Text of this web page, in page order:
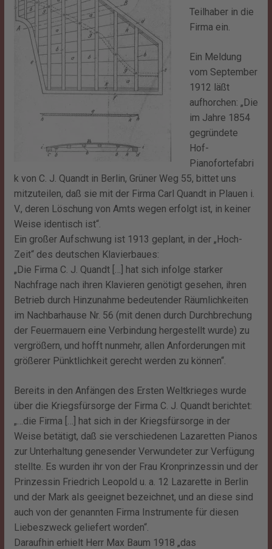
Teilhaber in die
Firma ein.
Ein Meldung
vom September
1912 läßt
aufhorchen: „Die
im Jahre 1854
gegründete
Hof-
Pianofortefabri
k von C. J. Quandt in Berlin, Grüner Weg 55, bittet uns
mitzuteilen, daß sie mit der Firma Carl Quandt in Plauen i.
V., deren Löschung von Amts wegen erfolgt ist, in keiner
Weise identisch ist“.
Ein großer Aufschwung ist 1913 geplant, in der „Hoch-
Zeit“ des deutschen Klavierbaues:
„Die Firma C. J. Quandt […] hat sich infolge starker
Nachfrage nach ihren Klavieren genötigt gesehen, ihren
Betrieb durch Hinzunahme bedeutender Räumlichkeiten
im Nachbarhause Nr. 56 (mit denen durch Durchbrechung
der Feuermauern eine Verbindung hergestellt wurde) zu
vergrößern, und hofft nunmehr, allen Anforderungen mit
größerer Pünktlichkeit gerecht werden zu können“.
Bereits in den Anfängen des Ersten Weltkrieges wurde
über die Kriegsfürsorge der Firma C. J. Quandt berichtet:
„…die Firma […] hat sich in der Kriegsfürsorge in der
Weise betätigt, daß sie verschiedenen Lazaretten Pianos
zur Unterhaltung genesender Verwundeter zur Verfügung
stellte. Es wurden ihr von der Frau Kronprinzessin und der
Prinzessin Friedrich Leopold u. a. 12 Lazarette in Berlin
und der Mark als geeignet bezeichnet, und an diese sind
auch von der genannten Firma Instrumente für diesen
Liebeszweck geliefert worden“.
Daraufhin erhielt Herr Max Baum 1918 „das